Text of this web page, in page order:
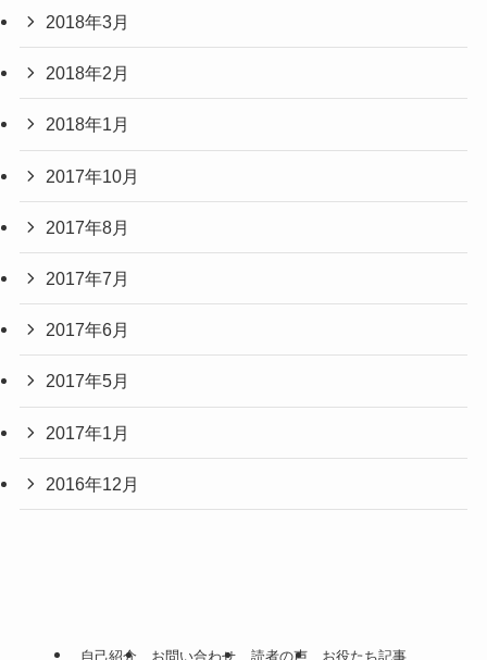
2018年3月
2018年2月
2018年1月
2017年10月
2017年8月
2017年7月
2017年6月
2017年5月
2017年1月
2016年12月
自己紹介 お問い合わせ 読者の声 お役たち記事